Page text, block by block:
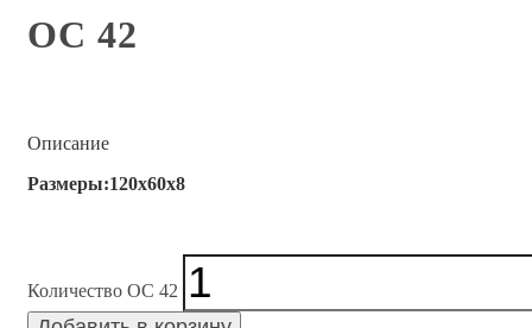
ОС 42
Описание
Размеры:120x60x8
Количество ОС 42